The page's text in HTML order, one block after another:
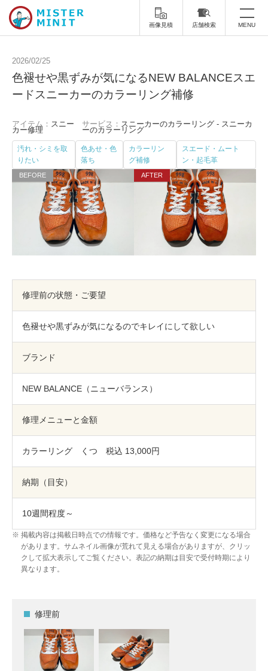
画像見積 店舗検索 MENU
ミスターミニットについて
スーツケース修理 靴修理
スニーカー修理 靴磨き
カバンの修理 時計修理・電池交換
合鍵の作製
印鑑・はんこの作製 ダビング
店舗を探す
オンライン修理見積もりサービス（配送修理）
よくあるご質問
お問い合わせ
採用情報
2026/02/25
色褪せや黒ずみが気になるNEW BALANCEスエ
ードスニーカーのカラーリング補修
アイテム： スニー
カー修理
サービス： スニーカーのカラーリング - スニーカ
ーのカラーリング
汚れ・シミを取
りたい
色あせ・色
落ち
カラーリン
グ補修
スエード・ムート
ン・起毛革
修理前の状態・ご要望
色褪せや黒ずみが気になるのでキレイにして欲しい
ブランド
NEW BALANCE（ニューバランス）
修理メニューと金額
カラーリング くつ 税込 13,000円
納期（目安）
10週間程度～
掲載内容は掲載日時点での情報です。価格など予告なく変更になる場合
があります。サムネイル画像が荒れて見える場合がありますが、クリッ
クして拡大表示してご覧ください。表記の納期は目安で受付時期により
異なります。
修理前